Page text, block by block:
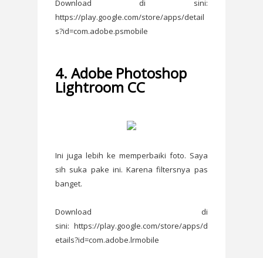
Download di sini:
https://play.google.com/store/apps/detail
s?id=com.adobe.psmobile
4. Adobe Photoshop
Lightroom CC
Ini juga lebih ke memperbaiki foto. Saya
sih suka pake ini. Karena filtersnya pas
banget.
Download di
sini: https://play.google.com/store/apps/d
etails?id=com.adobe.lrmobile